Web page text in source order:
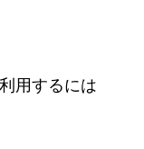
用するには